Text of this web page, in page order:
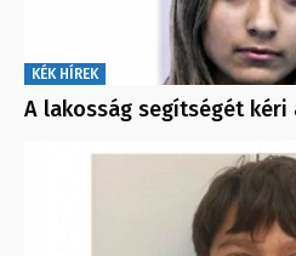
KÉK HÍREK
A lakosság segítségét kéri